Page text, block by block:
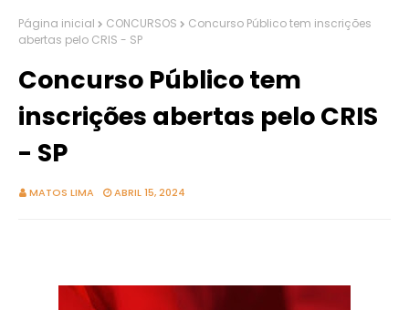
Página inicial CONCURSOS
Concurso Público tem inscrições
abertas pelo CRIS - SP
Concurso Público tem
inscrições abertas pelo CRIS
- SP
MATOS LIMA ABRIL 15, 2024